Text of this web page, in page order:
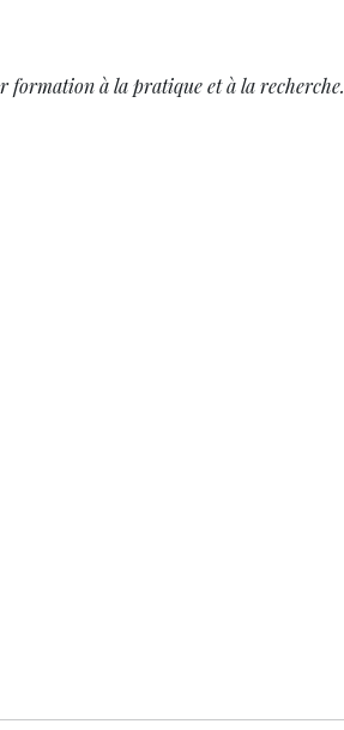
formation à la pratique et à la recherche.